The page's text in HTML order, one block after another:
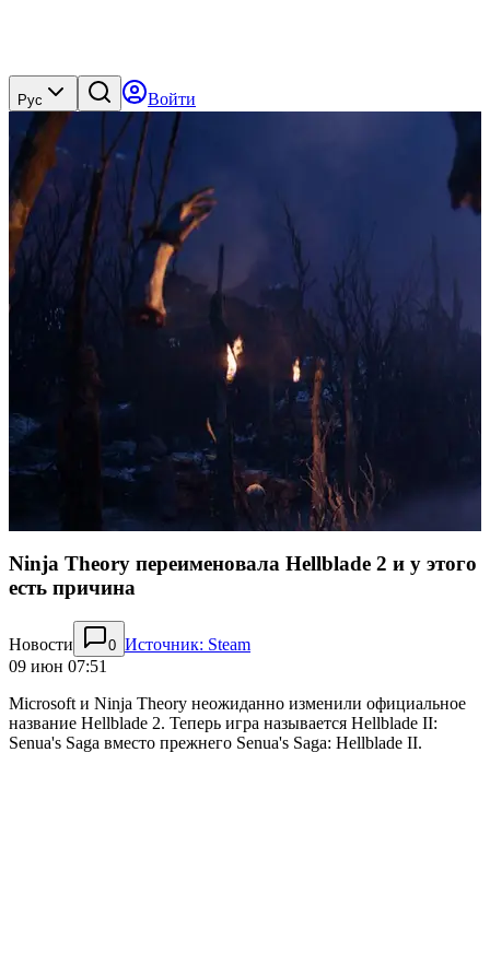
Рус Войти
Ninja Theory переименовала Hellblade 2 и у этого
есть причина
Новости 0 Источник: Steam
09 июн 07:51
Microsoft и Ninja Theory неожиданно изменили официальное
название Hellblade 2. Теперь игра называется Hellblade II:
Senua's Saga вместо прежнего Senua's Saga: Hellblade II.